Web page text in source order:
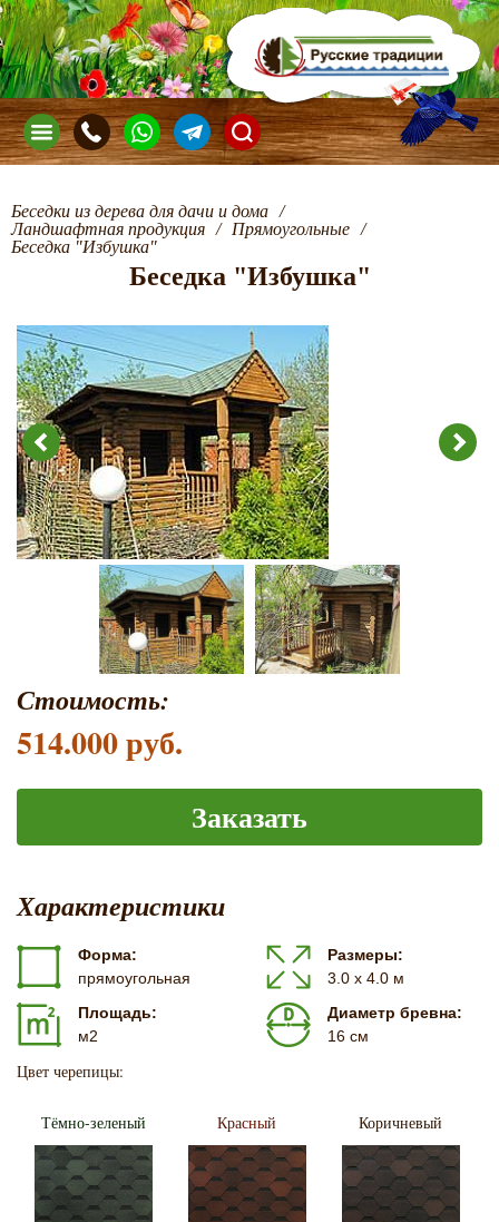
Беседки из дерева для дачи и дома /
Ландшафтная продукция / Прямоугольные /
Беседка "Избушка"
Беседка "Избушка"
Стоимость:
514.000 руб.
Заказать
Характеристики
Форма:
прямоугольная
Размеры:
3.0 х 4.0 м
Площадь:
м2
Диаметр бревна:
16 см
Цвет черепицы:
Тёмно-зеленый Красный Коричневый